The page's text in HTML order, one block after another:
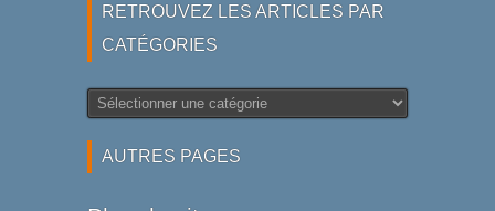
RETROUVEZ LES ARTICLES PAR
CATÉGORIES
Retrouvez
les
articles
parAUTRES PAGES